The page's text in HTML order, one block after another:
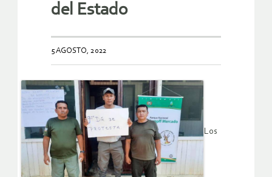
del Estado
5 AGOSTO, 2022
Los